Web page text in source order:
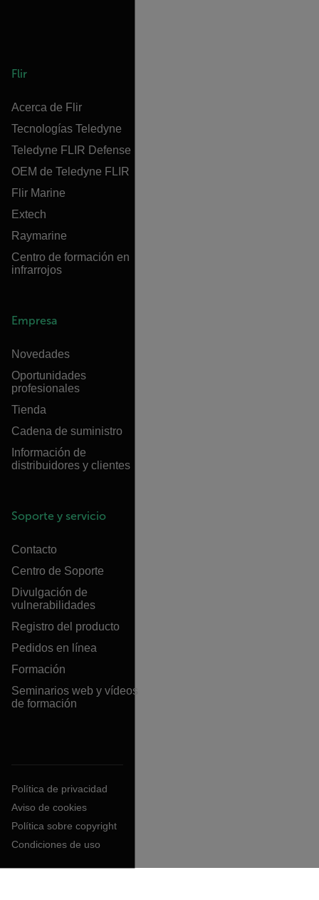
Flir
Acerca de Flir
Tecnologías Teledyne
Teledyne FLIR Defense
OEM de Teledyne FLIR
Flir Marine
Extech
Raymarine
Centro de formación en
infrarrojos
Empresa
Novedades
Oportunidades
profesionales
Tienda
Cadena de suministro
Información de
distribuidores y clientes
Soporte y servicio
Contacto
Centro de Soporte
Divulgación de
vulnerabilidades
Registro del producto
Pedidos en línea
Formación
Seminarios web y vídeos
de formación
Política de privacidad
Aviso de cookies
Política sobre copyright
Condiciones de uso